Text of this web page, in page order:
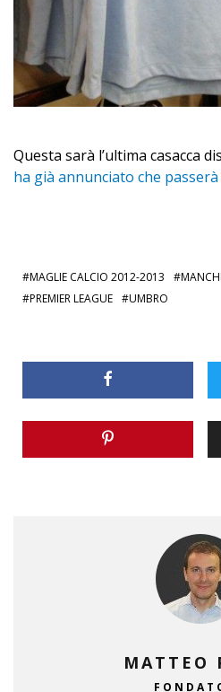
Questa sarà l’ultima casacca
ha già annunciato che
MAGLIE CALCIO 2012-2013
PREMIER LEAGUE
UMBRO
MATTEO